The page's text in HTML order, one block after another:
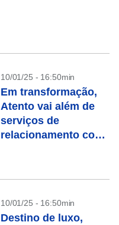
10/01/25 - 16:50min
Em transformação,
Atento vai além de
serviços de
relacionamento com
10/01/25 - 16:50min
Destino de luxo,